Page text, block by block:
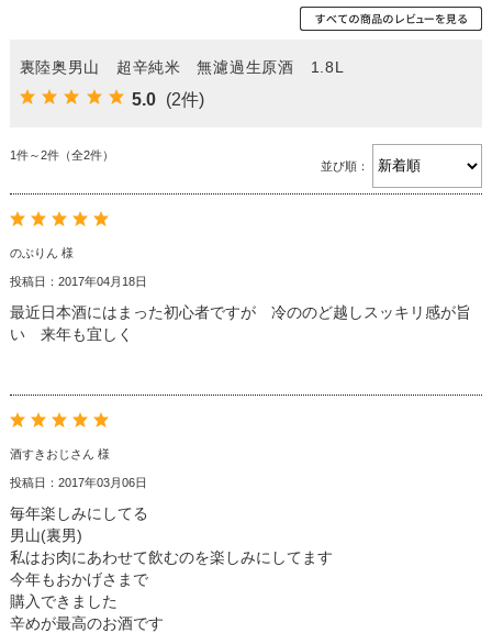
裏陸奥男山 超辛純米 無濾過生原酒 1.8L
5.0 (2件)
1件～2件（全2件）
並び順：
のぶりん 様
投稿日：2017年04月18日
最近日本酒にはまった初心者ですが 冷ののど越しスッキリ感が旨
い 来年も宜しく
酒すきおじさん 様
投稿日：2017年03月06日
毎年楽しみにしてる
男山(裏男)
私はお肉にあわせて飲むのを楽しみにしてます
今年もおかげさまで
購入できました
辛めが最高のお酒です